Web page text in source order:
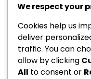
Save my name,
browser for the
We respect your
Cookies help us
deliver
traffic. You can
allow by clicking
All to consent or